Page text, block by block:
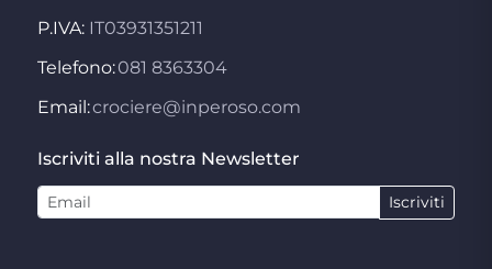
P.IVA: IT03931351211
Telefono:081 8363304
Email:crociere@inperoso.com
Iscriviti alla nostra Newsletter
Iscriviti